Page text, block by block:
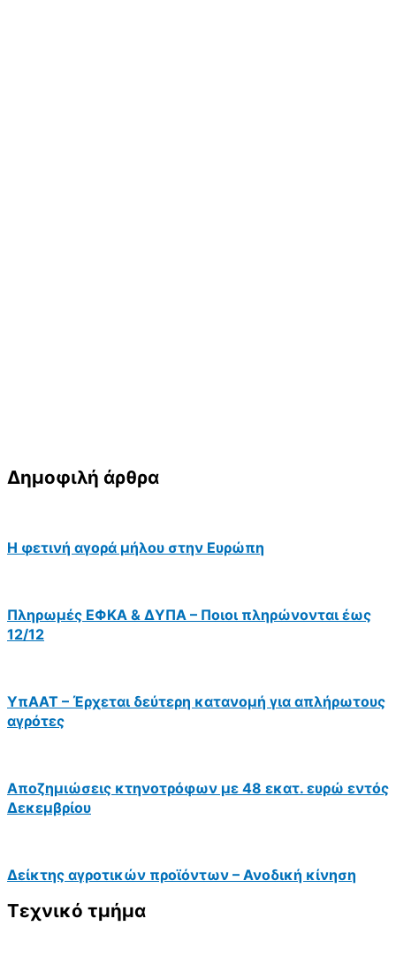
Δημοφιλή άρθρα
Η φετινή αγορά μήλου στην Ευρώπη
Πληρωμές ΕΦΚΑ & ΔΥΠΑ – Ποιοι πληρώνονται έως
12/12
ΥπΑΑΤ – Έρχεται δεύτερη κατανομή για απλήρωτους
αγρότες
Αποζημιώσεις κτηνοτρόφων με 48 εκατ. ευρώ εντός
Δεκεμβρίου
Δείκτης αγροτικών προϊόντων – Ανοδική κίνηση
Τεχνικό τμήμα